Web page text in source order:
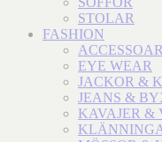
STOLAR
FASHION
EYE WEAR
JACKOR &
JEANS &
KAVAJER &